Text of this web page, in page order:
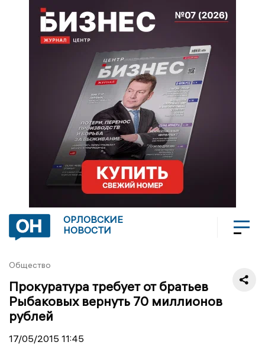
ОРЛОВСКИЕ
НОВОСТИ
Общество
Прокуратура требует от братьев
Рыбаковых вернуть 70 миллионов
рублей
17/05/2015 11:45